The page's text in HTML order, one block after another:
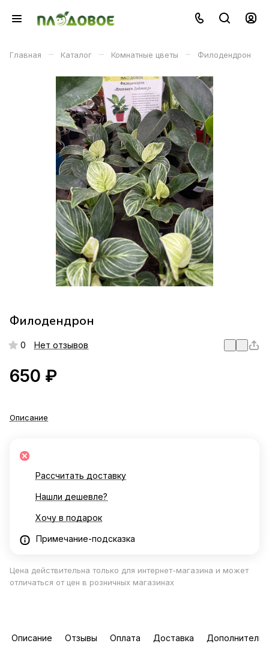
Главная – Каталог – Комнатные цветы – Филодендрон
Филодендрон
0 Нет отзывов
650 ₽
Описание
Рассчитать доставку
Нашли дешевле?
Хочу в подарок
Примечание-подсказка
Цена действительна только для интернет-магазина и может
отличаться от цен в розничных магазинах
Описание Отзывы Оплата Доставка